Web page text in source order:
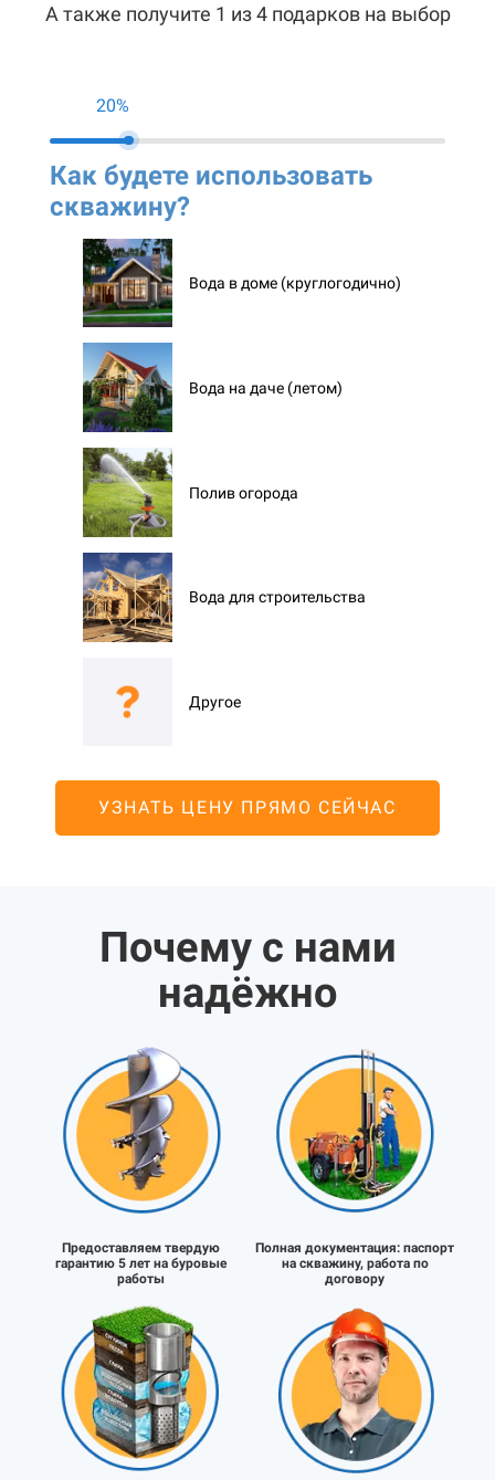
А также получите 1 из 4 подарков на выбор
20%
Как будете использовать
скважину?
Вода в доме (круглогодично)
Вода на даче (летом)
Полив огорода
Вода для строительства
Другое
УЗНАТЬ ЦЕНУ ПРЯМО СЕЙЧАС
Почему с нами
надёжно
Предоставляем твердую
гарантию 5 лет на буровые
работы
Полная документация: паспорт
на скважину, работа по
договору